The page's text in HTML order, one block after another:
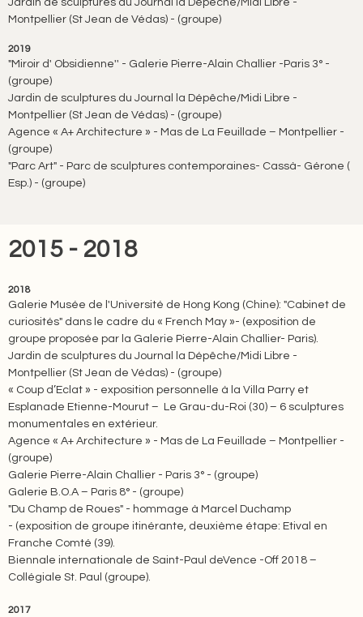
Jardin de sculptures du Journal la Dépêche/Midi Libre -
Montpellier (St Jean de Védas) - (groupe)
2019
"Miroir d' Obsidienne'' - Galerie Pierre-Alain Challier -Paris 3° -
(groupe)
Jardin de sculptures du Journal la Dépêche/Midi Libre -
Montpellier (St Jean de Védas) - (groupe)
Agence « A+ Architecture » - Mas de La Feuillade – Montpellier -
(groupe)
"Parc Art" - Parc de sculptures contemporaines- Cassà- Gérone (
Esp.) - (groupe)
2015 - 2018
2018
Galerie Musée de l'Université de Hong Kong (Chine): "Cabinet de
curiosités" dans le cadre du « French May »- (exposition de
groupe proposée par la Galerie Pierre-Alain Challier- Paris).
Jardin de sculptures du Journal la Dépêche/Midi Libre -
Montpellier (St Jean de Védas) - (groupe)
« Coup d’Eclat » - exposition personnelle à la Villa Parry et
Esplanade Etienne-Mourut – Le Grau-du-Roi (30) – 6 sculptures
monumentales en extérieur.
Agence « A+ Architecture » - Mas de La Feuillade – Montpellier -
(groupe)
Galerie Pierre-Alain Challier - Paris 3° - (groupe)
Galerie B.O.A – Paris 8° - (groupe)
"Du Champ de Roues" - hommage à Marcel Duchamp
- (exposition de groupe itinérante, deuxième étape: Etival en
Franche Comté (39).
Biennale internationale de Saint-Paul deVence -Off 2018 –
Collégiale St. Paul (groupe).
2017